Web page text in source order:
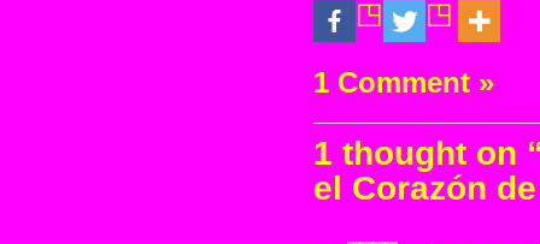
1 Comment »
1 thought on
el Corazón